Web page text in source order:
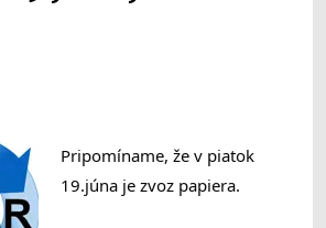
Pripomíname, že v piatok
19.júna je zvoz papiera.